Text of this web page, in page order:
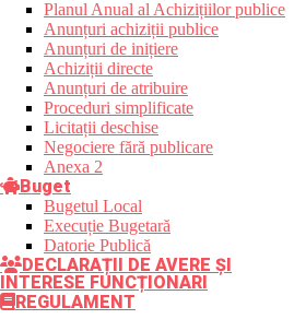
Planul Anual al Achizițiilor publice
Anunțuri achiziții publice
Anunțuri de inițiere
Achiziții directe
Anunțuri de atribuire
Proceduri simplificate
Licitații deschise
Negociere fără publicare
Anexa 2
Buget
Bugetul Local
Execuție Bugetară
Datorie Publică
DECLARAȚII DE AVERE ȘI
INTERESE FUNCȚIONARI
REGULAMENT